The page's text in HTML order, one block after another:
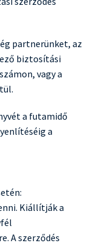
partnerünket, az
biztosítási
vagy a
a futamidő
a
Kiállítják a
A szerződés